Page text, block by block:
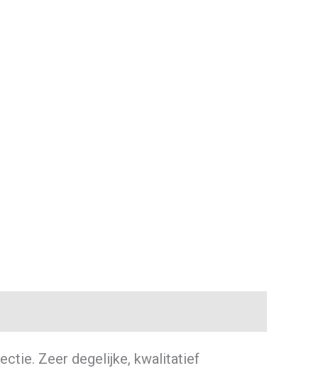
Zeer degelijke, kwalitatief